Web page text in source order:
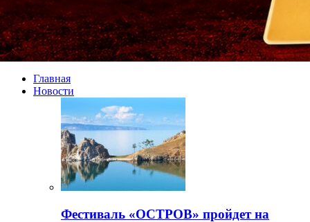
Главная
Новости
Фестиваль «ОСТРОВ» пройдет на